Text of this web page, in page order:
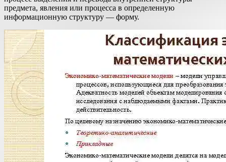
предмета, явления или процесса в определенную
информационную структуру — форму.